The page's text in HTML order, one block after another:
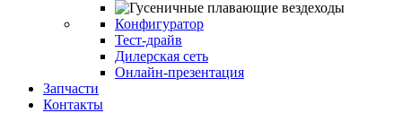
Конфигуратор
Тест-драйв
Дилерская сеть
Онлайн-презентация
Запчасти
Контакты